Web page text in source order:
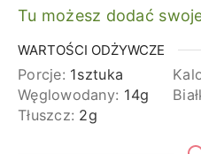
Tu możesz dodać
WARTOŚCI ODŻYWCZE
Porcje: 1sztuka
Węglowodany: 14g
Tłuszcz: 2g